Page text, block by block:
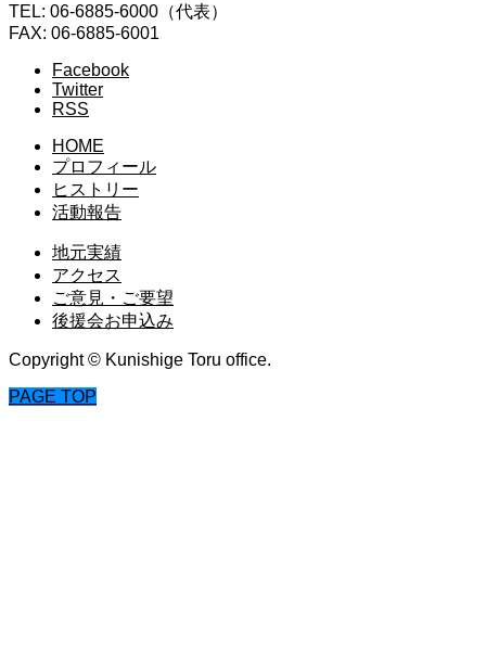
TEL: 06-6885-6000（代表）
FAX: 06-6885-6001
Facebook
Twitter
RSS
HOME
プロフィール
ヒストリー
活動報告
地元実績
アクセス
ご意見・ご要望
後援会お申込み
Copyright © Kunishige Toru office.
PAGE TOP